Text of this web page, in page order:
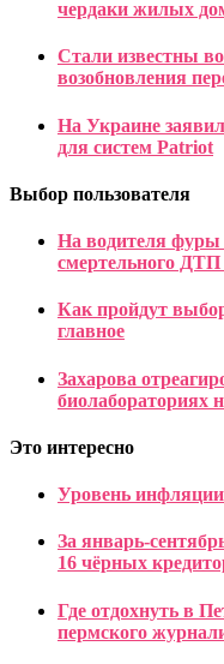
чердаки жилых
Стали известны
возобновления
На Украине
для систем Patriot
Выбор пользователя
На водителя фуры
смертельного
Как пройдут
главное
Захарова
биолабораториях
Это интересно
Уровень
За январь-
16 чёрных
Где отдохнуть в
пермского